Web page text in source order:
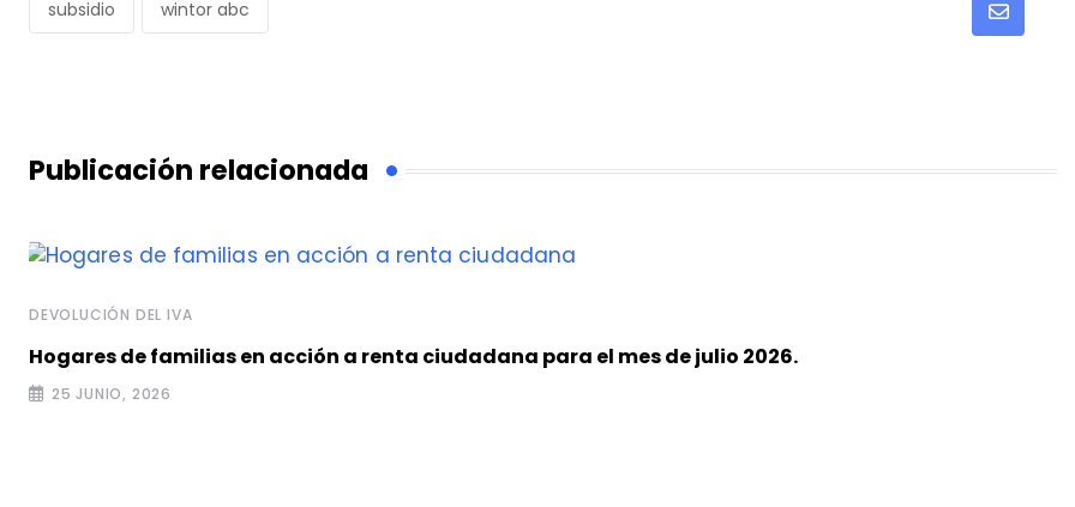
subsidio wintor abc
Share
Publicación relacionada
DEVOLUCIÓN DEL IVA
Hogares de familias en acción a renta ciudadana para el mes de julio 2026.
25 JUNIO, 2026